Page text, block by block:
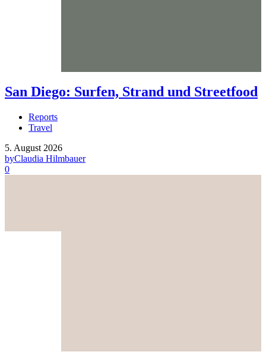
San Diego: Surfen, Strand und Streetfood
Reports
Travel
5. August 2026
byClaudia Hilmbauer
0